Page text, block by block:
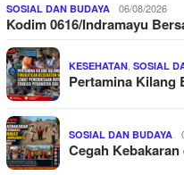
SOSIAL DAN BUDAYA 06/08/2026
Kodim 0616/Indramayu
KESEHATAN SOSIAL
Pertamina Kilang
SOSIAL DAN BUDAYA
Cegah